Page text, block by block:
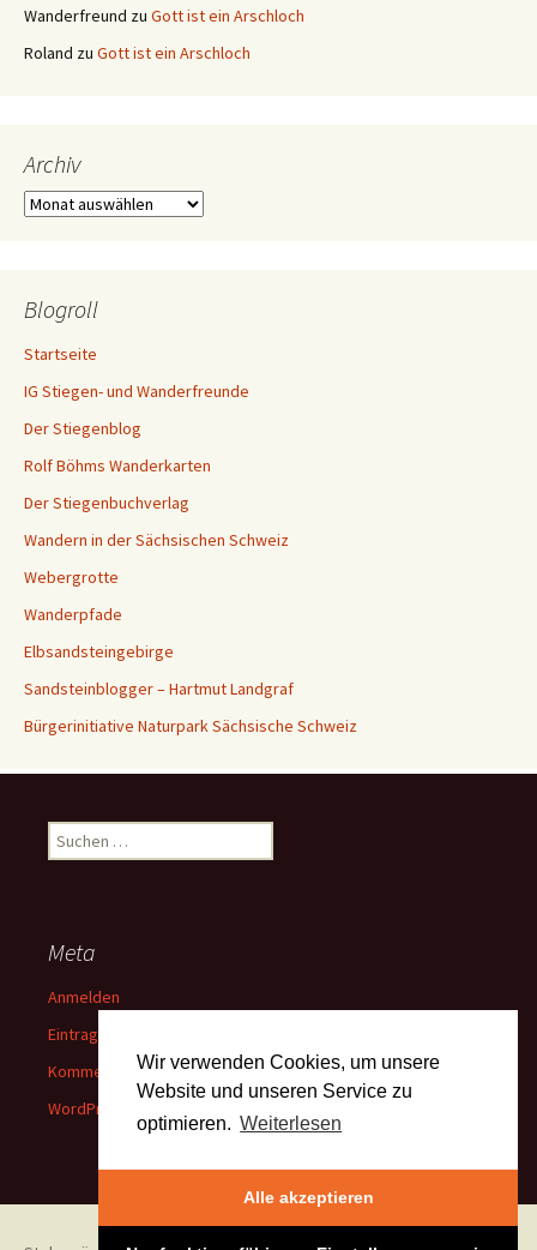
Wir verwenden Cookies, um unsere
Website und unseren Service zu
optimieren. Weiterlesen
Alle akzeptieren
Wanderfreund zu Gott ist ein Arschloch
Roland zu Gott ist ein Arschloch
Archiv
Archiv
Blogroll
Startseite
IG Stiegen- und Wanderfreunde
Der Stiegenblog
Rolf Böhms Wanderkarten
Der Stiegenbuchverlag
Wandern in der Sächsischen Schweiz
Webergrotte
Wanderpfade
Elbsandsteingebirge
Sandsteinblogger – Hartmut Landgraf
Bürgerinitiative Naturpark Sächsische Schweiz
Suchen
nach:
Meta
Anmelden
Eintrags-Feed
Kommentar-Feed
WordPress.org